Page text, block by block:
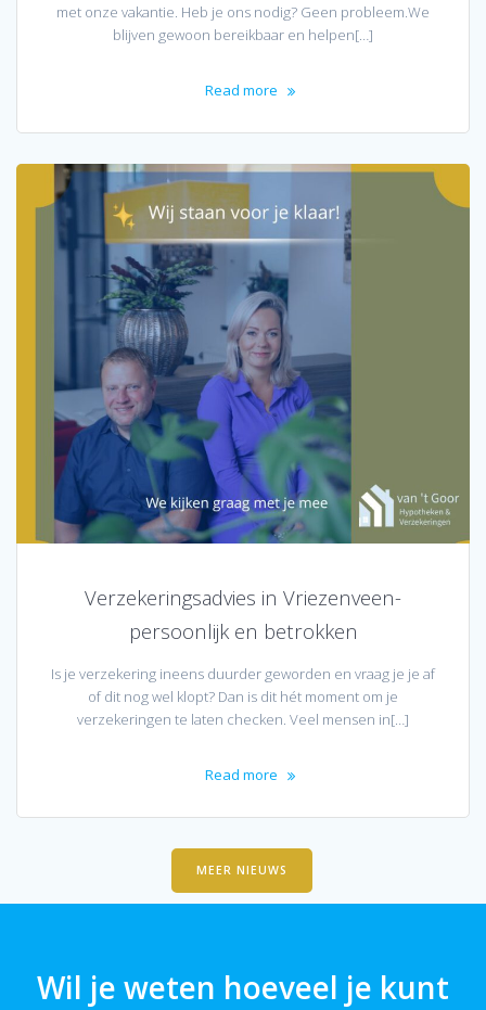
met onze vakantie. Heb je ons nodig? Geen probleem.We
blijven gewoon bereikbaar en helpen[…]
Read more
Verzekeringsadvies in Vriezenveen-
persoonlijk en betrokken
Is je verzekering ineens duurder geworden en vraag je je af
of dit nog wel klopt? Dan is dit hét moment om je
verzekeringen te laten checken. Veel mensen in[…]
Read more
MEER NIEUWS
Wil je weten hoeveel je kunt